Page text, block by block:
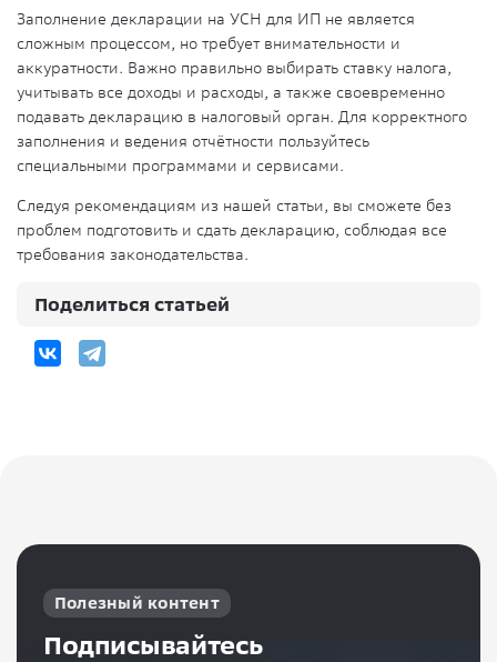
Заполнение декларации на УСН для ИП не является
сложным процессом, но требует внимательности и
аккуратности. Важно правильно выбирать ставку налога,
учитывать все доходы и расходы, а также своевременно
подавать декларацию в налоговый орган. Для корректного
заполнения и ведения отчётности пользуйтесь
специальными программами и сервисами.
Следуя рекомендациям из нашей статьи, вы сможете без
проблем подготовить и сдать декларацию, соблюдая все
требования законодательства.
Поделиться статьей
Полезный контент
Подписывайтесь